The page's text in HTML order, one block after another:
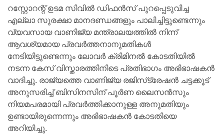
റസ്റ്റോറന്റ് ഉടമ സിവില്‍ ഡിഫന്‍സ് പുറപ്പെടുവിച്ച
എല്ലാ സുരക്ഷാ മാനദണ്ഡങ്ങളും പാലിച്ചിട്ടുണ്ടെന്നും
വ്യവസായ വാണിജ്യ മന്ത്രാലയത്തില്‍ നിന്ന്
ആവശ്യമായ പ്രവര്‍ത്തനാനുമതികള്‍
നേടിയിട്ടുണ്ടെന്നും ലോവര്‍ ക്രിമിനല്‍ കോടതിയില്‍
നടന്ന കേസ് വിസ്താരത്തിനിടെ പ്രതിഭാഗം അഭിഭാഷകന്‍
വാദിച്ചു. രാജ്യത്തെ വാണിജ്യ രജിസ്‌ട്രേഷന്‍ ചട്ടക്കൂട്
അനുസരിച്ച് ബിസിനസിന് പൂര്‍ണ ലൈസന്‍സും
നിയമപരമായി പ്രവര്‍ത്തിക്കാനുള്ള അനുമതിയും
ഉണ്ടായിരുന്നെന്നും അഭിഭാഷകന്‍ കോടതിയെ
അറിയിച്ചു.